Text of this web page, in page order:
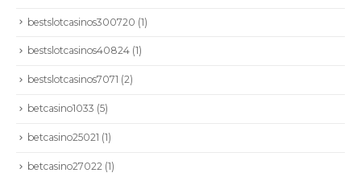
bestslotcasinos300720 (1)
bestslotcasinos40824 (1)
bestslotcasinos7071 (2)
betcasino1033 (5)
betcasino25021 (1)
betcasino27022 (1)